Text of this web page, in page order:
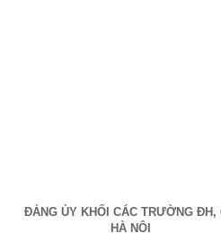
ĐẢNG ỦY KHỐI CÁC TRƯỜNG ĐH,
HÀ NỘI